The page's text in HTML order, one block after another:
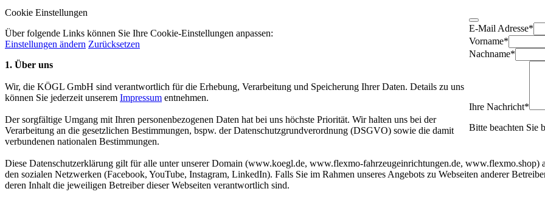
E-Mail Adresse*
Vorname*
Nachname*
Ihre Nachricht*
Bitte beachten Sie
Cookie Einstellungen
Über folgende Links können Sie Ihre Cookie-Einstellungen anpassen:
Einstellungen ändern Zurücksetzen
1. Über uns
Wir, die KÖGL GmbH sind verantwortlich für die Erhebung, Verarbeitung und Speicherung Ihrer Daten. Details zu uns
können Sie jederzeit unserem Impressum entnehmen.
Der sorgfältige Umgang mit Ihren personenbezogenen Daten hat bei uns höchste Priorität. Wir halten uns bei der
Verarbeitung an die gesetzlichen Bestimmungen, bspw. der Datenschutzgrundverordnung (DSGVO) sowie die damit
verbundenen nationalen Bestimmungen.
Diese Datenschutzerklärung gilt für alle unter unserer Domain (www.koegl.de, www.flexmo-fahrzeugeinrichtungen.de, www.flexmo.shop)
den sozialen Netzwerken (Facebook, YouTube, Instagram, LinkedIn). Falls Sie im Rahmen unseres Angebots zu Webseiten anderer
deren Inhalt die jeweiligen Betreiber dieser Webseiten verantwortlich sind.